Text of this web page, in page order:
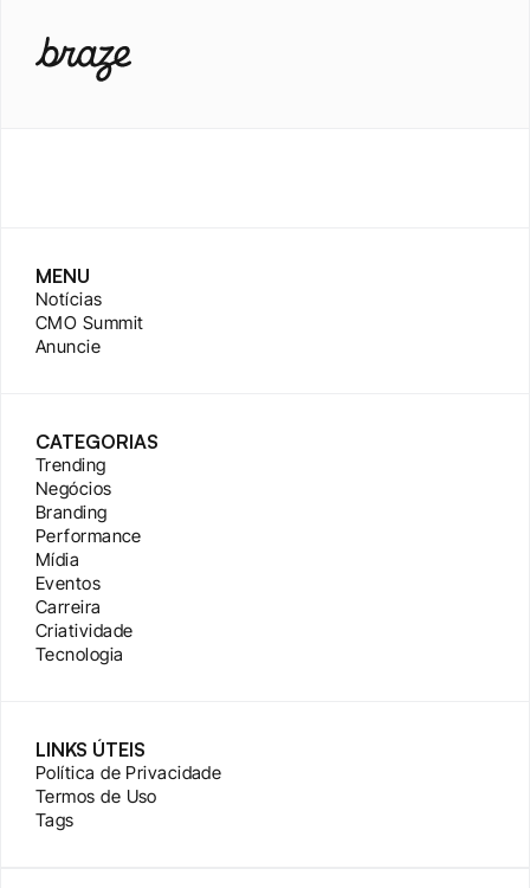
MENU
Notícias
CMO Summit
Anuncie
CATEGORIAS
Trending
Negócios
Branding
Performance
Mídia
Eventos
Carreira
Criatividade
Tecnologia
LINKS ÚTEIS
Política de Privacidade
Termos de Uso
Tags